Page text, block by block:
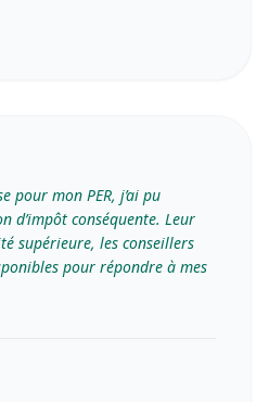
pour mon PER, j’ai pu
d’impôt conséquente. Leur
supérieure, les conseillers
pour répondre à mes